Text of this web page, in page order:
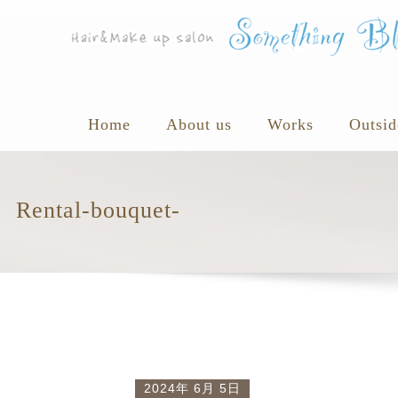
Home About us Works
Rental-bouquet-
2024年 6月 5日